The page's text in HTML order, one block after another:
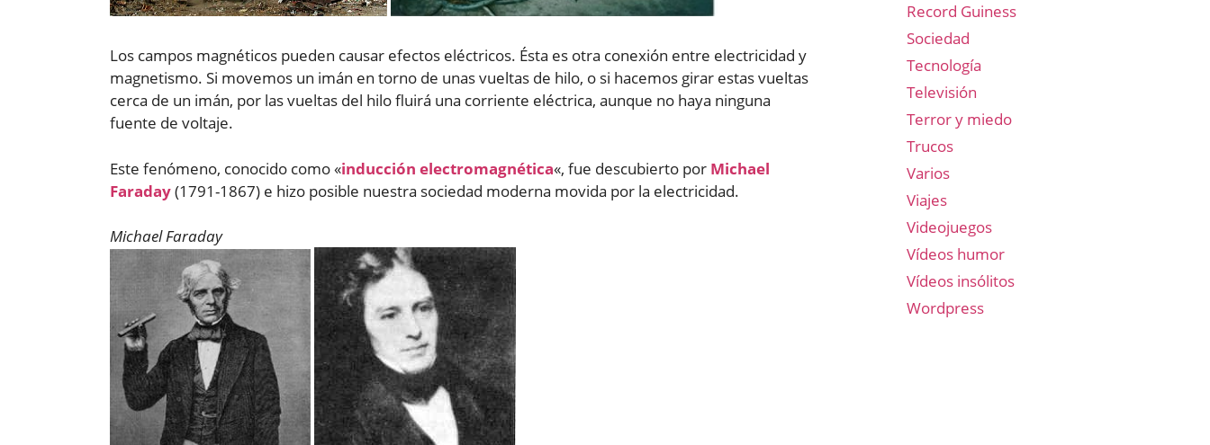
Los campos magnéticos pueden causar efectos eléctricos. Ésta es otra conexión entre electricidad y
magnetismo. Si movemos un imán en torno de unas vueltas de hilo, o si hacemos girar estas vueltas
cerca de un imán, por las vueltas del hilo fluirá una corriente eléctrica, aunque no haya ninguna
fuente de voltaje.
Este fenómeno, conocido como «inducción electromagnética«, fue descubierto por Michael
Faraday(1791-1867) e hizo posible nuestra sociedad moderna movida por la electricidad.
Michael Faraday
Record Guiness
Sociedad
Tecnología
Televisión
Terror y miedo
Trucos
Varios
Viajes
Videojuegos
Vídeos humor
Vídeos insólitos
Wordpress